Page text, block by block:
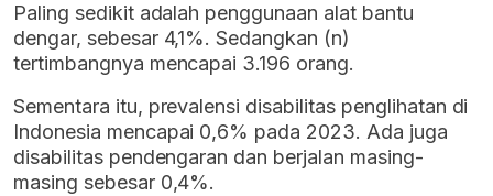
Paling sedikit adalah penggunaan alat bantu
dengar, sebesar 4,1%. Sedangkan (n)
tertimbangnya mencapai 3.196 orang.
Sementara itu, prevalensi disabilitas penglihatan di
Indonesia mencapai 0,6% pada 2023. Ada juga
disabilitas pendengaran dan berjalan masing-
masing sebesar 0,4%.